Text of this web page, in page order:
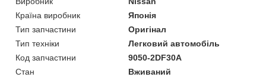
Країна виробник
Японія
Тип запчастини
Оригінал
Тип техніки
Легковий автомобіль
Код запчастини
9050-2DF30A
Стан
Вживаний